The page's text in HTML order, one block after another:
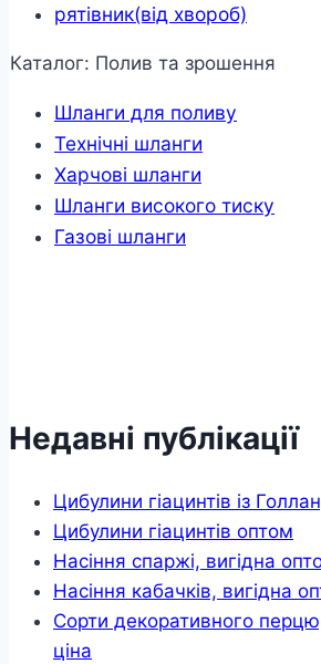
рятівник(від хвороб)
Каталог: Полив та зрошення
Шланги для поливу
Технічні шланги
Харчові шланги
Шланги високого тиску
Газові шланги
Недавні публікації
Цибулини гіацинтів із
Цибулини гіацинтів оптом
Насіння спаржі, вигідна
Насіння кабачків, вигідна
Сорти декоративного
ціна